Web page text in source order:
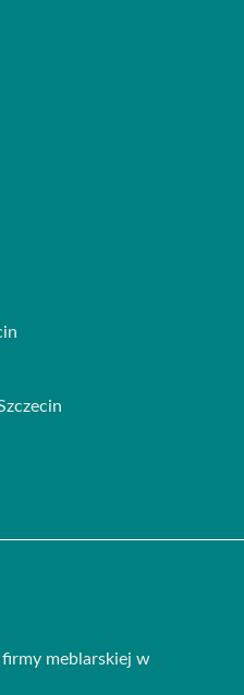
meblarskiej w